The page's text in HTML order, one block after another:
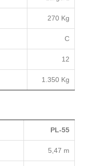
270 Kg
C
12
1.350 Kg
PL-55
5,47 m